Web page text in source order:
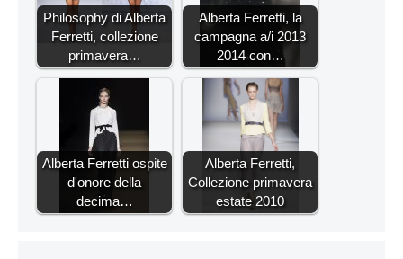
Philosophy di Alberta
Ferretti, collezione
primavera…
Alberta Ferretti, la
campagna a/i 2013
2014 con…
Alberta Ferretti ospite
d'onore della
decima…
Alberta Ferretti,
Collezione primavera
estate 2010